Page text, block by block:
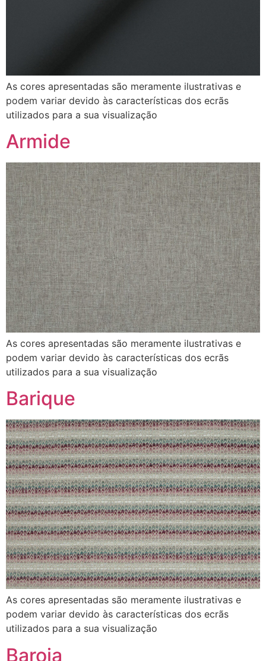
As cores apresentadas são meramente ilustrativas e
podem variar devido às características dos ecrãs
utilizados para a sua visualização
Armide
As cores apresentadas são meramente ilustrativas e
podem variar devido às características dos ecrãs
utilizados para a sua visualização
Barique
As cores apresentadas são meramente ilustrativas e
podem variar devido às características dos ecrãs
utilizados para a sua visualização
Baroja